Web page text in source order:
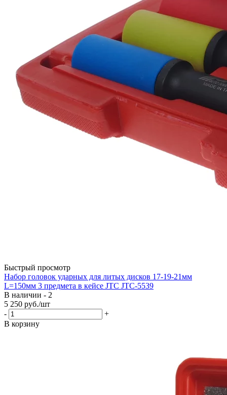
Быстрый просмотр
Набор головок ударных для литых дисков 17-19-21мм
L=150мм 3 предмета в кейсе JTC JTC-5539
В наличии - 2
5 250 руб./шт
-
+
В корзину